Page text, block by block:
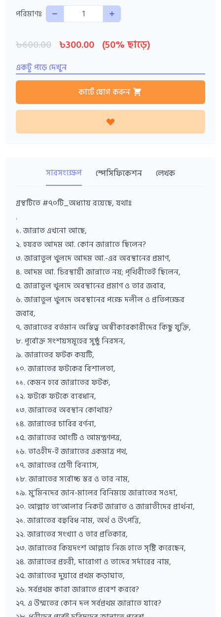
পরিমাণঃ Quantity
৳600.00 ৳300.00 (50% ছাড়ে)
একটু পড়ে দেখুন
কার্টে যোগ করুন
সারসংক্ষেপ স্পেসিফিকেশন লেখক
গ্রন্থটিতে #৭০টি_অধ্যায় রয়েছে, যথাঃ
.
১. জান্নাত এখনো আছে,
২. হযরত আদম আ. কোন জান্নাতে ছিলেন?
৩. জান্নাতুল খুলদে আদম আ.-এর অবস্থানের প্রমাণ,
৪. আদম আ. চিরস্থায়ী জান্নাতে নয়; পৃথিবীতেই ছিলেন,
৫. জান্নাতুল খুলদে অবস্থানের প্রমাণ ও তার জবাব,
৬. জান্নাতুল খুলদে অবস্থানের পক্ষে দলীল ও প্রতিপক্ষের
জবাব,
৭. জান্নাতের বর্তমান অস্তিত্ব অস্বীকারকারীদের কিছু যুক্তি,
৮. পূর্বোক্ত সংশয়সমূহের সুষ্ঠু নিরসন,
৯. জান্নাতের ফটক কয়টি,
১০. জান্নাতের ফটকের বিশালতা,
১১. কেমন হবে জান্নাতের ফটক,
১২. ফটকে ফটকে ব্যবধান,
১৩. জান্নাতের অবস্থান কোথায়?
১৪. জান্নাতের চাবির বর্ণনা,
১৫. জান্নাতের আংটি ও আমন্ত্রণপত্র,
১৬. তাওহীদ-ই জান্নাতের একমাত্র পথ,
১৭. জান্নাতের শ্রেণী বিন্যাস,
১৮. জান্নাতের সর্বোচ্চ স্তর ও তার নাম,
১৯. মু’মিনদের জান-মালের বিনিময়ে জান্নাতের সওদা,
২০. আল্লাহ তা‘আলার নিকট জান্নাত ও জান্নাতীদের প্রার্থনা,
২১. জান্নাতের বহুবিধ নাম, অর্থ ও উৎপত্তি,
২২. জান্নাতের সংখ্যা ও তার প্রতিকার,
২৩. জান্নাতের কিয়দংশ আল্লাহ নিজ হাতে সৃষ্টি করেছেন,
২৪. জান্নাতের প্রহরী, দারোগা ও তাদের সর্দারের নাম,
২৫. জান্নাতের দুয়ারে প্রথম কড়াঘাত,
২৬. সর্বপ্রথম কারা জান্নাতে প্রবেশ করবে?
২৭. এ উম্মতের কোন দল সর্বপ্রথম জান্নাতে যাবে?